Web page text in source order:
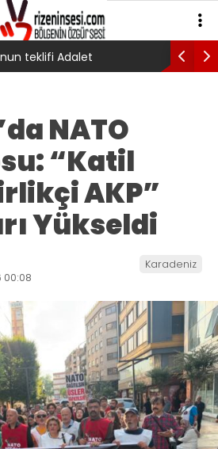
teklifi Adalet AKP’li
NATO
“Katil
AKP”
Yükseldi
00:08
Karadeniz